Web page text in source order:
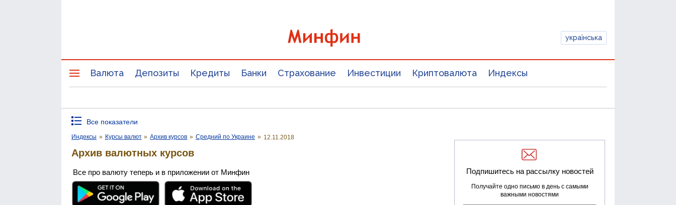
українська
Валюта Депозиты Кредиты Банки Страхование Инвестиции Криптовалюта Индексы
Все показатели
Индексы » Курсы валют » Архив курсов » Средний по Украине » 12.11.2018
Архив валютных курсов
Все про валюту теперь и в приложении от Минфин Подпишитесь на рассылку новостей
Получайте одно письмо в день с самыми
важными новостями